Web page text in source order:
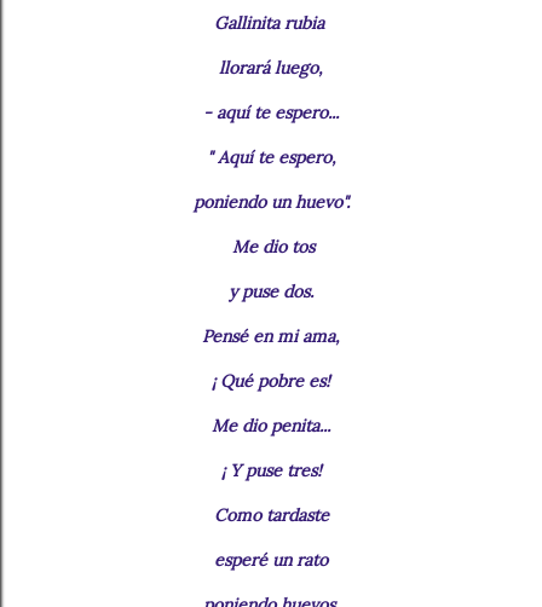
Gallinita rubia
llorará luego,
- aquí te espero...
" Aquí te espero,
poniendo un huevo".
Me dio tos
y puse dos.
Pensé en mi ama,
¡ Qué pobre es!
Me dio penita...
¡ Y puse tres!
Como tardaste
esperé un rato